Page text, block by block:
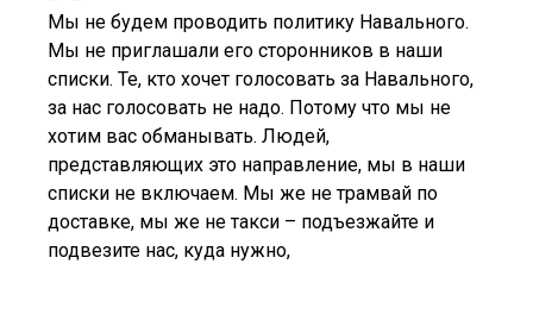
Мы не будем проводить политику Навального.
Мы не приглашали его сторонников в наши
списки. Те, кто хочет голосовать за Навального,
за нас голосовать не надо. Потому что мы не
хотим вас обманывать. Людей,
представляющих это направление, мы в наши
списки не включаем. Мы же не трамвай по
доставке, мы же не такси – подъезжайте и
подвезите нас, куда нужно,